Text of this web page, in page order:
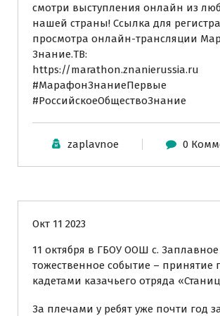
смотри выступления онлайн из
нашей страны! Ссылка для
просмотра онлайн-трансляции
Знание.ТВ:
https://marathon.znanierussia.ru
#МарафонЗнаниеПервые
#РоссийскоеОбществоЗнание
zaplavnoe 0
Окт 11 2023
11 октября в ГБОУ ООШ с. Заплавное
тожественное событие – принятие
кадетами казачьего отряда
За плечами у ребят уже почти год